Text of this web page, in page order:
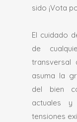
sido ¡Vota
El cuidado
de
transversal
asuma la
del bien
actuales y
tensiones